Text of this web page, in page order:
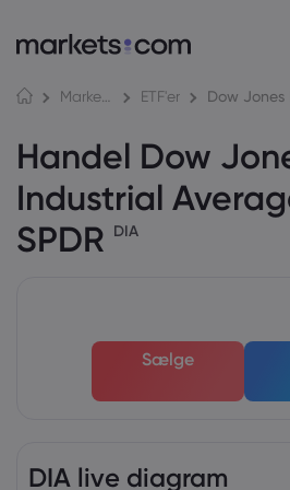
Markeder ETF'er Dow Jones
Handel Dow
Industrial
SPDR DIA
Sælge
DIA live diagram